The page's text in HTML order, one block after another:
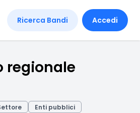
Ricerca Bandi Accedi
regionale
Enti pubblici